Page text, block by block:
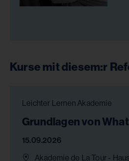
Kurse mit diesem:r
Leichter Lernen Akademie
Grundlagen von
15.09.2026
Akademie de La Tour -